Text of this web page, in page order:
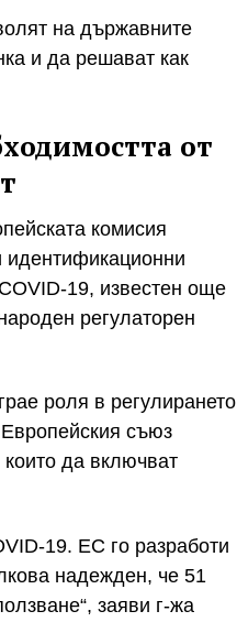
на държавните
и да решават как
от
комисия
19, известен още
регулаторен
роля в регулирането
съюз
да включват
19. ЕС го разработи
надежден, че 51
заяви г-жа